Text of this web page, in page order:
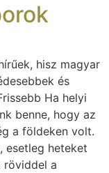
hisz magyar
és
Ha helyi
benne, hogy az
a földeken volt.
esetleg heteket
röviddel a